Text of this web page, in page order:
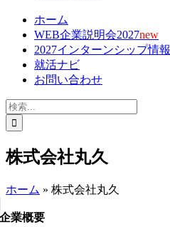
ホーム
WEB企業説明会2027new
2027インターンシップ情報
就活ナビ
お問い合わせ
検
索
…
株式会社丸久
ホーム » 株式会社丸久
企業概要